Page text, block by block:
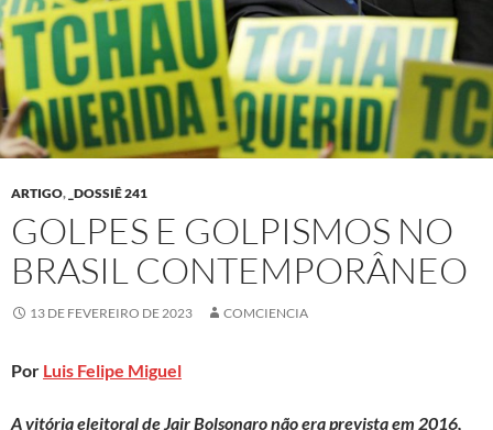
ARTIGO, _DOSSIÊ 241
GOLPES E GOLPISMOS NO
BRASIL CONTEMPORÂNEO
13 DE FEVEREIRO DE 2023 COMCIENCIA
Por Luis Felipe Miguel
A vitória eleitoral de Jair Bolsonaro não era prevista em 2016,